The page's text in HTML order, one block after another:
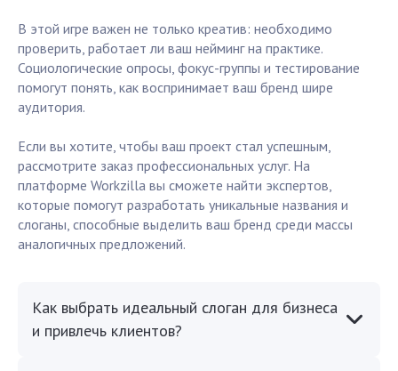
В этой игре важен не только креатив: необходимо
проверить, работает ли ваш нейминг на практике.
Социологические опросы, фокус-группы и тестирование
помогут понять, как воспринимает ваш бренд шире
аудитория.
Если вы хотите, чтобы ваш проект стал успешным,
рассмотрите заказ профессиональных услуг. На
платформе Workzilla вы сможете найти экспертов,
которые помогут разработать уникальные названия и
слоганы, способные выделить ваш бренд среди массы
аналогичных предложений.
Как выбрать идеальный слоган для бизнеса
и привлечь клиентов?